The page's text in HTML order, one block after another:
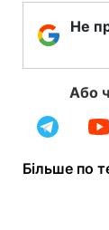
Не
Або
Більше по